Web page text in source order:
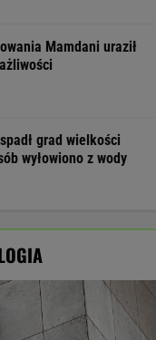
Mamdani uraził
grad wielkości
wyłowiono z wody